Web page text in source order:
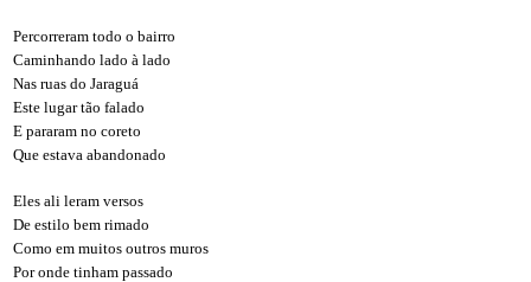
Percorreram todo o bairro
Caminhando lado à lado
Nas ruas do Jaraguá
Este lugar tão falado
E pararam no coreto
Que estava abandonado
Eles ali leram versos
De estilo bem rimado
Como em muitos outros muros
Por onde tinham passado